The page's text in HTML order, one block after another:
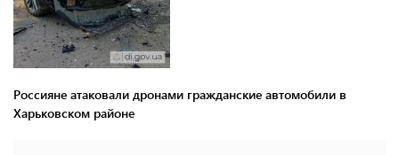
Россияне атаковали дронами гражданские автомобили в
Харьковском районе